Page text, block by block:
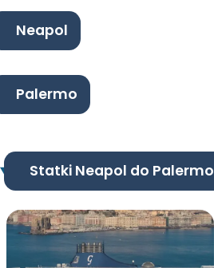
Neapol
Palermo
Statki Neapol do Palermo